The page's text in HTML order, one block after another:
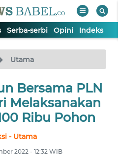
Serba-serbi Opini Indeks
Utama
Bersama PLN
Melaksanakan
Ribu Pohon
- Utama
2022 - 12:32 WIB